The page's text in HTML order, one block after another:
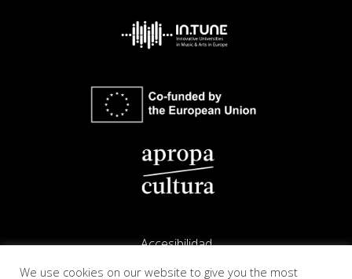
Accesibilidad
Aviso legal
We use cookies on our website to give you the most